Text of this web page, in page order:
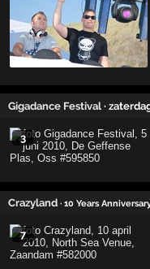
Gigadance Festival ·
3
Crazyland · 10 Years
7